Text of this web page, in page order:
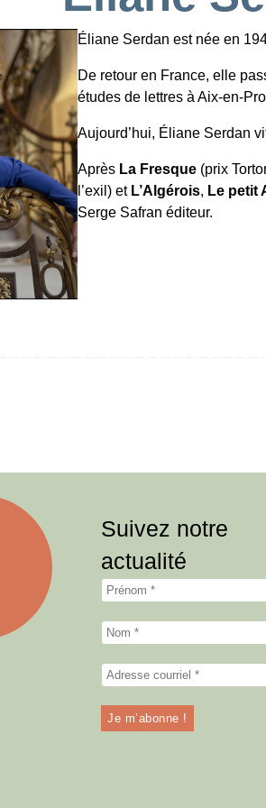
Éliane Serdan est née en
De retour en France, elle
études de lettres à Aix-en-
Aujourd’hui, Éliane Serdan
Après La Fresque(prix
l’exil) et L’Algérois, Le petit
Serge Safran éditeur.
Suivez notre
actualité